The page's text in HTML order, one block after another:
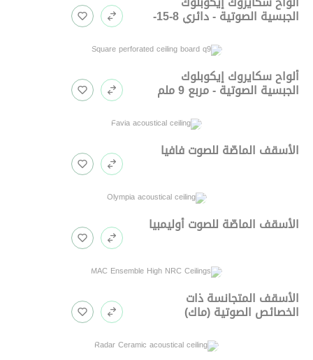
الجبسية الصوتية - دائري 8-15-
ألواح سكايروك إيكوبلوك
الجبسية الصوتية - مربع 9 ملم
الأسقف الماصّة للصوت فافيا
الأسقف الماصّة للصوت أوليمبيا
الأسقف المتجانسة ذات
الخصائص الصوتية (ماك)